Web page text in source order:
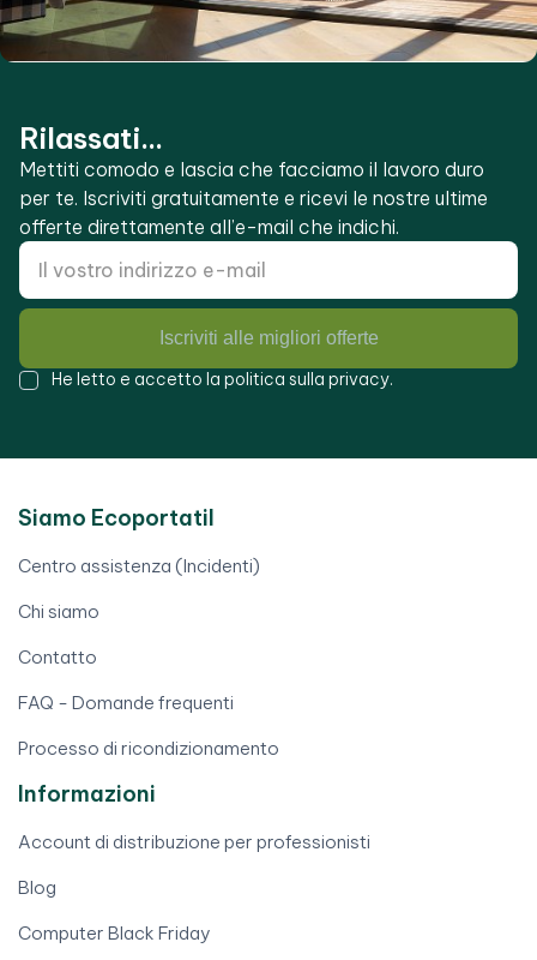
Rilassati...
Mettiti comodo e lascia che facciamo il lavoro duro
per te. Iscriviti gratuitamente e ricevi le nostre ultime
offerte direttamente all’e-mail che indichi.
Iscriviti alle migliori offerte
He letto e accetto la politica sulla privacy.
Siamo Ecoportatil
Centro assistenza (Incidenti)
Chi siamo
Contatto
FAQ - Domande frequenti
Processo di ricondizionamento
Informazioni
Account di distribuzione per professionisti
Blog
Computer Black Friday